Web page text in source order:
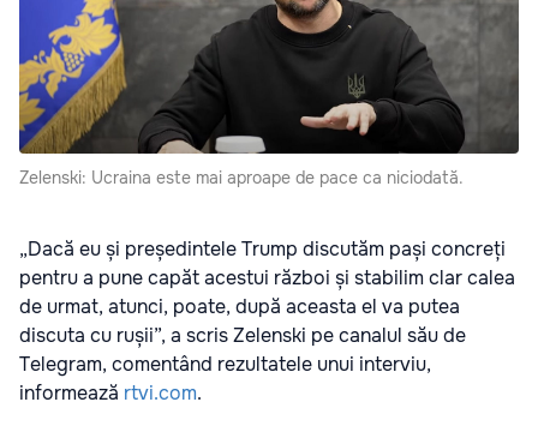
Zelenski: Ucraina este mai aproape de pace ca niciodată.
„Dacă eu și președintele Trump discutăm pași concreți
pentru a pune capăt acestui război și stabilim clar calea
de urmat, atunci, poate, după aceasta el va putea
discuta cu rușii”, a scris Zelenski pe canalul său de
Telegram, comentând rezultatele unui interviu,
informează rtvi.com.